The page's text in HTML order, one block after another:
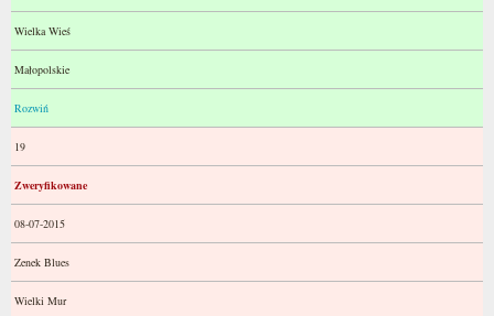
Wielka Wieś
Małopolskie
Rozwiń
19
Zweryfikowane
08-07-2015
Zenek Blues
Wielki Mur